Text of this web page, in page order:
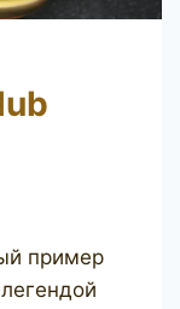
пример